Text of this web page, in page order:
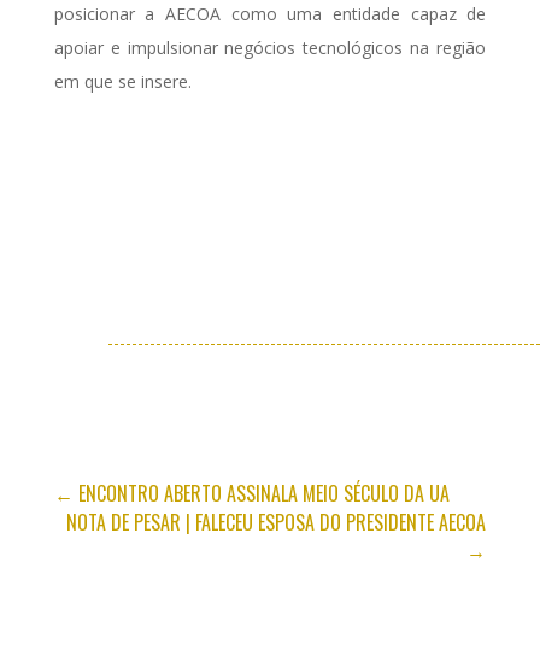
posicionar a AECOA como uma entidade capaz de
apoiar e impulsionar negócios tecnológicos na região
em que se insere.
← ENCONTRO ABERTO ASSINALA MEIO SÉCULO DA UA
NOTA DE PESAR | FALECEU ESPOSA DO PRESIDENTE AECOA
→